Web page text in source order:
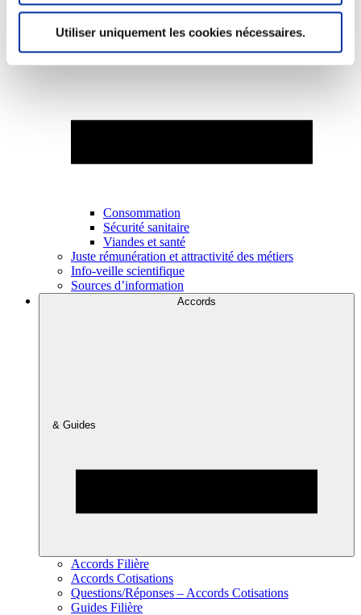
Utiliser uniquement les cookies nécessaires.
Consommation
Sécurité sanitaire
Viandes et santé
Juste rémunération et attractivité des métiers
Info-veille scientifique
Sources d’information
Accords
& Guides
Accords Filière
Accords Cotisations
Questions/Réponses – Accords Cotisations
Guides Filière